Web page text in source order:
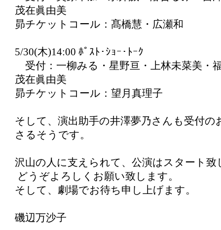
茂在眞由美
昴チケットコール：髙橋慧・広瀬和
5/30(木)14:00 ﾎﾟｽﾄ･ｼｮｰ･ﾄｰｸ
受付：一柳みる・星野亘・上林未菜美・
茂在眞由美
昴チケットコール：望月真理子
そして、演出助手の井澤夢乃さんも受付の
さるそうです。
沢山の人に支えられて、公演はスタート致
どうぞよろしくお願い致します。
そして、劇場でお待ち申し上げます。
磯辺万沙子